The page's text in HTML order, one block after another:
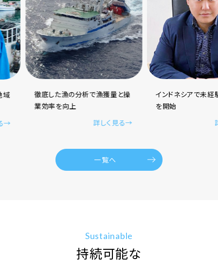
徹底した漁の分析で漁獲量と操
業効率を向上
詳しく見る→
インドネシアで未経験の養殖
詳しく見
一覧へ
Sustainable
持続可能な